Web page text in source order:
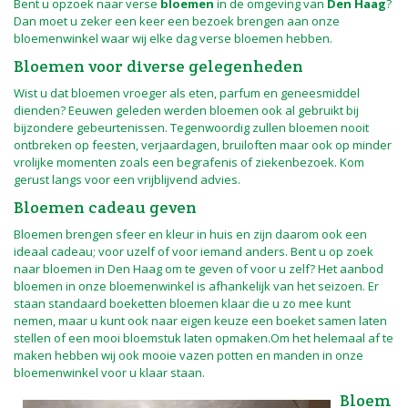
Bent u opzoek naar verse bloemen in de omgeving van Den Haag?
Dan moet u zeker een keer een bezoek brengen aan onze
bloemenwinkel waar wij elke dag verse bloemen hebben.
Bloemen voor diverse gelegenheden
Wist u dat bloemen vroeger als eten, parfum en geneesmiddel
dienden? Eeuwen geleden werden bloemen ook al gebruikt bij
bijzondere gebeurtenissen. Tegenwoordig zullen bloemen nooit
ontbreken op feesten, verjaardagen, bruiloften maar ook op minder
vrolijke momenten zoals een begrafenis of ziekenbezoek. Kom
gerust langs voor een vrijblijvend advies.
Bloemen cadeau geven
Bloemen brengen sfeer en kleur in huis en zijn daarom ook een
ideaal cadeau; voor uzelf of voor iemand anders. Bent u op zoek
naar bloemen in Den Haag om te geven of voor u zelf? Het aanbod
bloemen in onze bloemenwinkel is afhankelijk van het seizoen. Er
staan standaard boeketten bloemen klaar die u zo mee kunt
nemen, maar u kunt ook naar eigen keuze een boeket samen laten
stellen of een mooi bloemstuk laten opmaken.Om het helemaal af te
maken hebben wij ook mooie vazen potten en manden in onze
bloemenwinkel voor u klaar staan.
Bloem